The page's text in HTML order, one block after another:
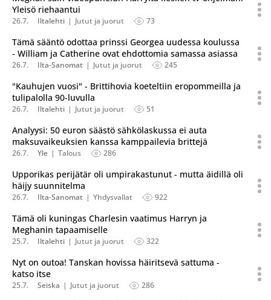
Yleisö riehaantui
26.7. Iltalehti Jutut ja juorut 73
Tämä sääntö odottaa prinssi Georgea uudessa koulussa
- William ja Catherine ovat ehdottomia samassa asiassa
26.7. Ilta-Sanomat Jutut ja juorut 245
"Kauhujen vuosi" - Brittihovia koeteltiin eropommeilla ja
tulipalolla 90-luvulla
26.7. Iltalehti Jutut ja juorut 51
Analyysi: 50 euron säästö sähkölaskussa ei auta
maksuvaikeuksien kanssa kamppailevia brittejä
26.7. Yle Talous 286
Upporikas perijätär oli umpirakastunut - mutta äidillä oli
häijy suunnitelma
26.7. Ilta-Sanomat Yhdysvallat 922
Tämä oli kuningas Charlesin vaatimus Harryn ja
Meghanin tapaamiselle
25.7. Iltalehti Jutut ja juorut 322
Nyt on outoa! Tanskan hovissa häiritsevä sattuma -
katso itse
25.7. Seiska Jutut ja juorut 286